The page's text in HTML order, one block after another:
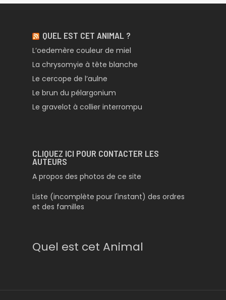
QUEL EST CET ANIMAL ?
L’oedemère couleur de miel
La chrysomyie à tête blanche
Le cercope de l’aulne
Le brun du pélargonium
Le gravelot à collier interrompu
CLIQUEZ ICI POUR CONTACTER LES
AUTEURS
A propos des photos de ce site
Liste (incomplète pour l'instant) des ordres
et des familles
Quel est cet Animal